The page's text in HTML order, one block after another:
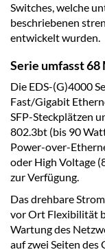
Switches, welche
beschriebenen
entwickelt wurden.
Serie umfasst
Die EDS-(G)4000
Fast/Gigabit
SFP-Steckplätzen
802.3bt (bis 90
Power-over-
oder High Voltage
zur Verfügung.
Das drehbare
vor Ort Flexibilität
Wartung des
auf zwei Seiten des